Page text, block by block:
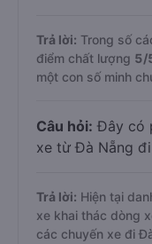
Trả lời: Trong số
điểm chất lượng 5/
một con số minh
Câu hỏi: Đây có
xe từ Đà Nẵng đi
Trả lời: Hiện tại
xe khai thác dòng
các chuyến xe đi